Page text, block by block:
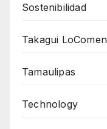
Sostenibilidad
Takagui
Tamaulipas
Technology